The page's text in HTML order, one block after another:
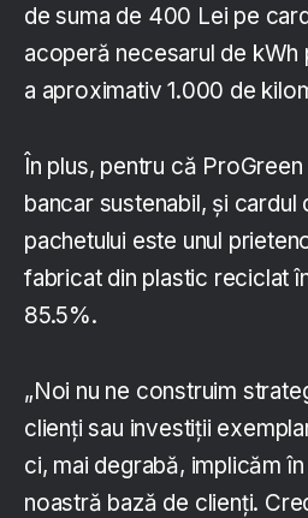
de suma de 400 Lei pe
acoperă necesarul de kWh
a aproximativ 1.000 de
În plus, pentru că
bancar sustenabil, și cardul
pachetului este unul
fabricat din plastic reciclat
85.5%.
„Noi nu ne construim
clienți sau investiții
ci, mai degrabă, implicăm
noastră bază de clienți.